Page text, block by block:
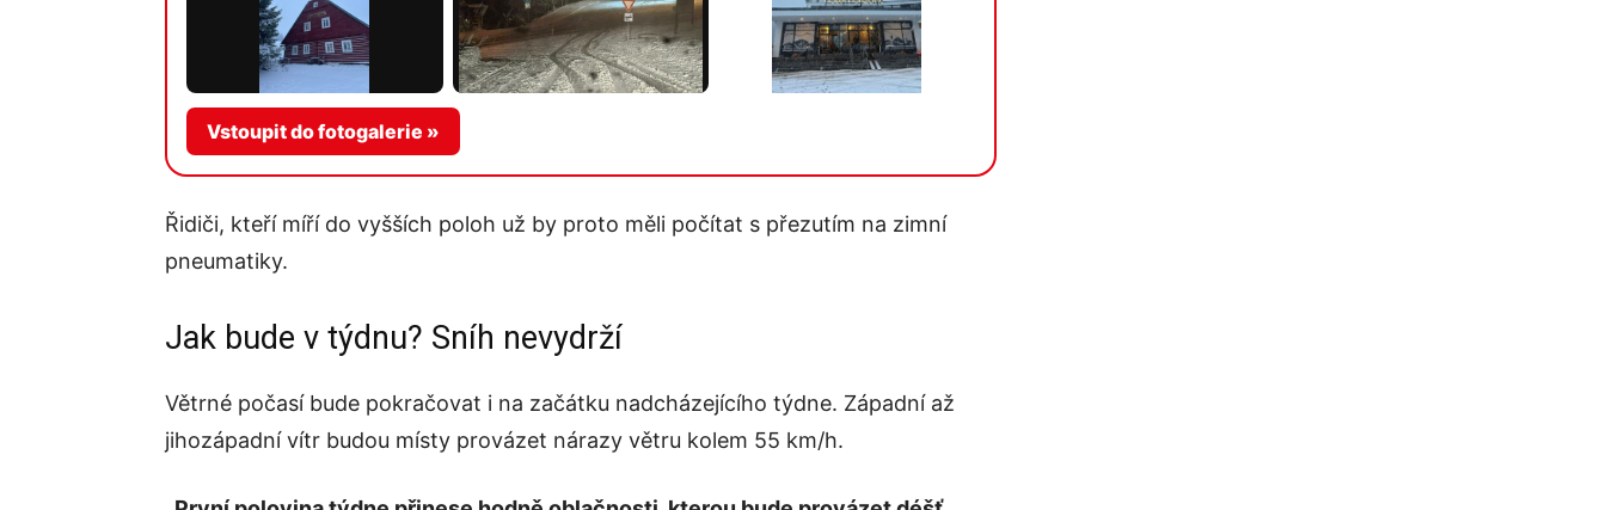
Vstoupit do fotogalerie »
Řidiči, kteří míří do vyšších poloh už by proto měli počítat s přezutím na zimní
pneumatiky.
Jak bude v týdnu? Sníh nevydrží
Větrné počasí bude pokračovat i na začátku nadcházejícího týdne. Západní až
jihozápadní vítr budou místy provázet nárazy větru kolem 55 km/h.